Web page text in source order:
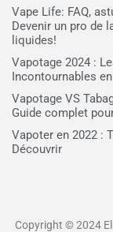
Vape Life: FAQ,
Devenir un pro de
liquides!
Vapotage 2024 :
Incontournables
Vapotage VS
Guide complet
Vapoter en 2022 :
Découvrir
Copyright © 2024